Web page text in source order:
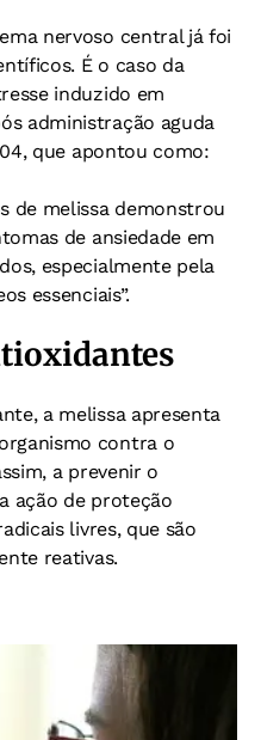
nervoso central já foi
É o caso da
induzido em
administração aguda
que apontou como:
de melissa demonstrou
de ansiedade em
especialmente pela
essenciais”.
a melissa apresenta
contra o
a prevenir o
ação de proteção
livres, que são
reativas.